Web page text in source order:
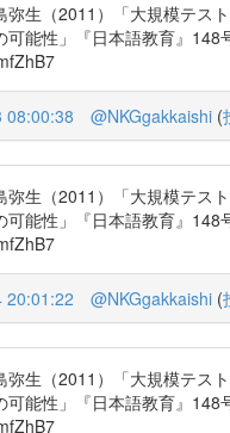
弥生（2011）「大規模テス
可能性」『日本語教育』148
08:00:38 @NKGgakkaishi (
弥生（2011）「大規模テス
可能性」『日本語教育』148
20:01:22 @NKGgakkaishi (
弥生（2011）「大規模テス
可能性」『日本語教育』148